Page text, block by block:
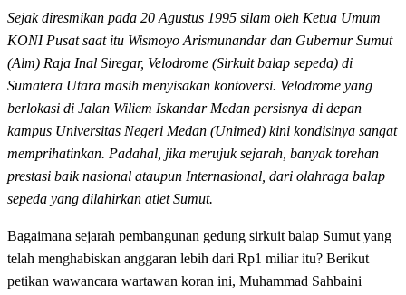
Sejak diresmikan pada 20 Agustus 1995 silam oleh Ketua Umum
KONI Pusat saat itu Wismoyo Arismunandar dan Gubernur Sumut
(Alm) Raja Inal Siregar, Velodrome (Sirkuit balap sepeda) di
Sumatera Utara masih menyisakan kontoversi. Velodrome yang
berlokasi di Jalan Wiliem Iskandar Medan persisnya di depan
kampus Universitas Negeri Medan (Unimed) kini kondisinya sangat
memprihatinkan. Padahal, jika merujuk sejarah, banyak torehan
prestasi baik nasional ataupun Internasional, dari olahraga balap
sepeda yang dilahirkan atlet Sumut.
Bagaimana sejarah pembangunan gedung sirkuit balap Sumut yang
telah menghabiskan anggaran lebih dari Rp1 miliar itu? Berikut
petikan wawancara wartawan koran ini, Muhammad Sahbaini